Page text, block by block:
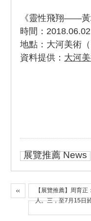
《靈性飛翔——黃
時間：
地點：大河美術
資料提供： 大河
展覽推薦 News
【展覽推薦】周育
人。三，至7月15日